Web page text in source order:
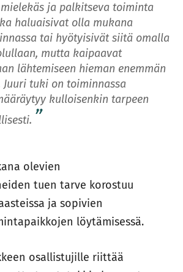
ja palkitseva toiminta
haluaisivat olla mukana
tai hyötyisivät siitä omalla
mutta kaipaavat
lähtemiseen hieman enemmän
tuki on toiminnassa
kulloisenkin tarpeen
olevien
tuen tarve korostuu
ja sopivien
löytämisessä.
osallistujille riittää